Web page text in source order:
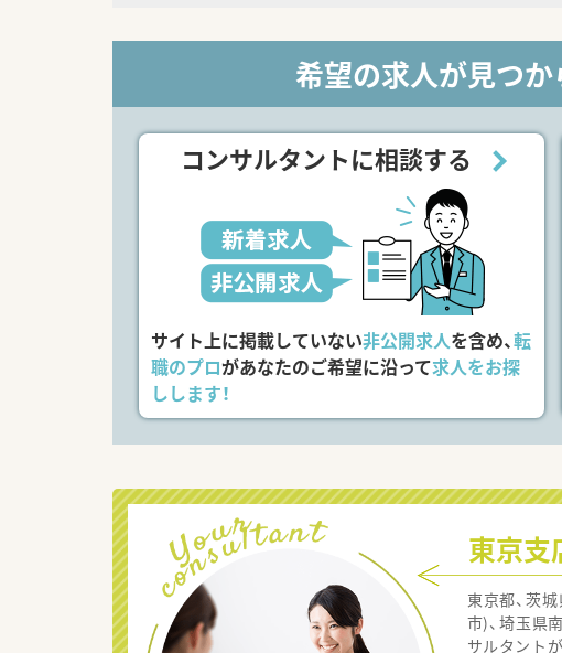
希望の求人が見つ
コンサルタントに相談する
サイト上に掲載していない非公開求人を含め、転
職のプロがあなたのご希望に沿って求人をお探
しします！
東京支
東京都、茨
市)、埼玉県
サルタント